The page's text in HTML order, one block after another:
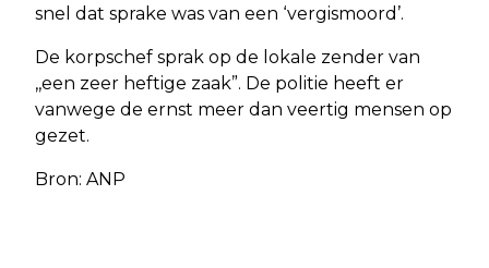
snel dat sprake was van een ‘vergismoord’.
De korpschef sprak op de lokale zender van
,,een zeer heftige zaak”. De politie heeft er
vanwege de ernst meer dan veertig mensen op
gezet.
Bron: ANP